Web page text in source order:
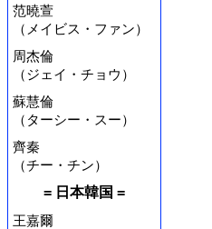
范曉萱
（メイビス・ファン）
周杰倫
（ジェイ・チョウ）
蘇慧倫
（ターシー・スー）
齊秦
（チー・チン）
= 日本韓国 =
王嘉爾